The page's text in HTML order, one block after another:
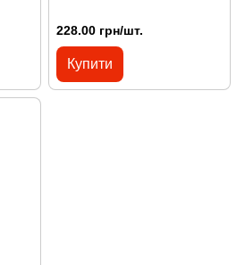
228.00 грн/шт.
Купити